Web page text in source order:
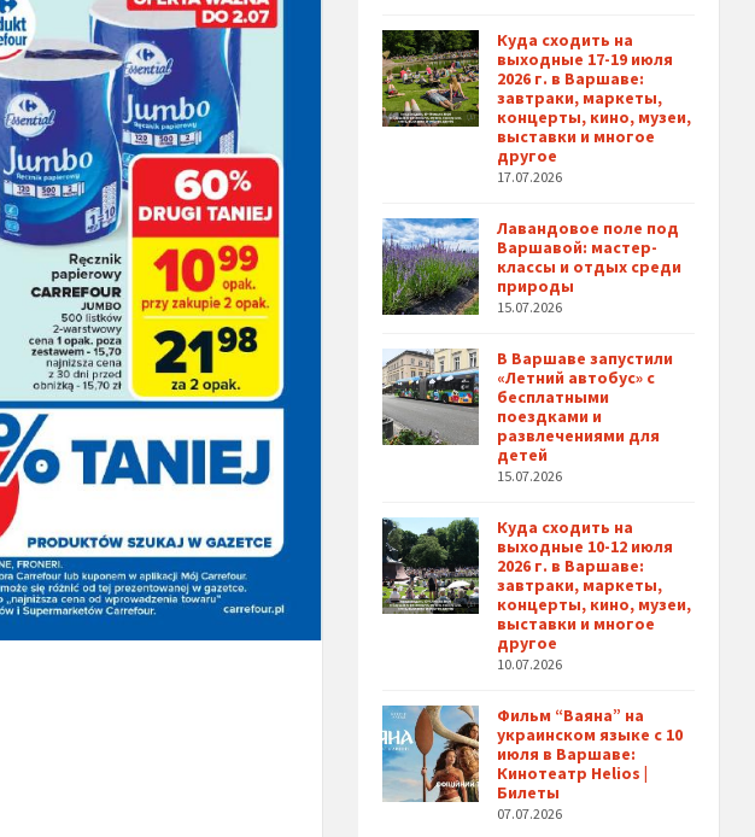
Куда сходить на
выходные 17-19 июля
2026 г. в Варшаве:
завтраки, маркеты,
концерты, кино, музеи,
выставки и многое
другое
17.07.2026
Лавандовое поле под
Варшавой: мастер-
классы и отдых среди
природы
15.07.2026
В Варшаве запустили
«Летний автобус» с
бесплатными
поездками и
развлечениями для
детей
15.07.2026
Куда сходить на
выходные 10-12 июля
2026 г. в Варшаве:
завтраки, маркеты,
концерты, кино, музеи,
выставки и многое
другое
10.07.2026
Фильм “Ваяна” на
украинском языке с 10
июля в Варшаве:
Кинотеатр Helios |
Билеты
07.07.2026